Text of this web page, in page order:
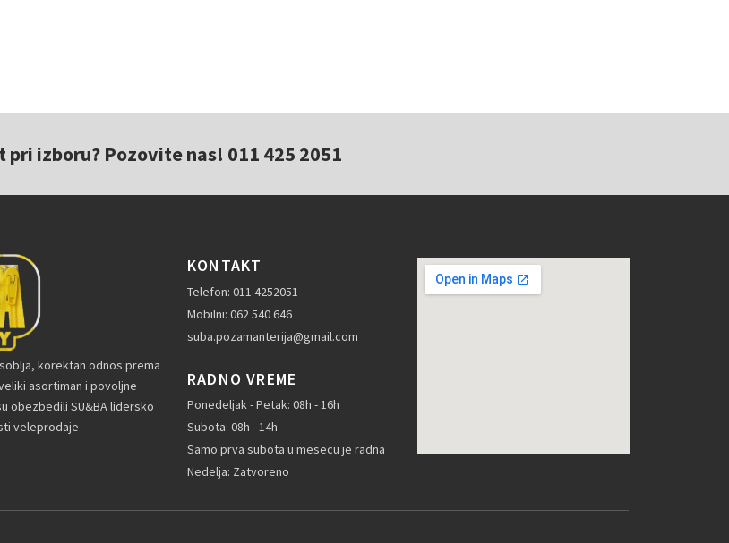
izboru? Pozovite nas! 011 425 2051
korektan odnos prema
asortiman i povoljne
obezbedili SU&BA lidersko
veleprodaje
KONTAKT
Telefon: 011 4252051
Mobilni: 062 540 646
suba.pozamanterija@gmail.com
RADNO VREME
Ponedeljak - Petak: 08h - 16h
Subota: 08h - 14h
Samo prva subota u mesecu je radna
Nedelja: Zatvoreno